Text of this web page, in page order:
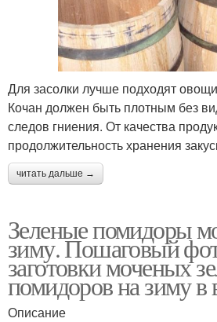
Для засолки лучше подходят
Кочан должен быть плотным без
следов гниения. От качества
продолжительность хранения
читать дальше →
Зеленые помидоры
зиму. Пошаговый
заготовки моченых
помидоров на зиму в
Описание